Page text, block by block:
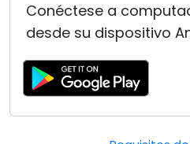
Conéctese a
desde su dispositivo